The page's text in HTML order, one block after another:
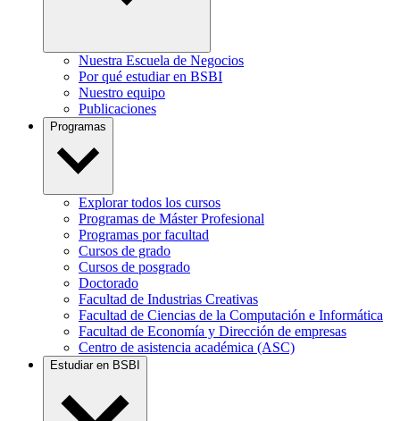
Nuestra Escuela de Negocios
Por qué estudiar en BSBI
Nuestro equipo
Publicaciones
Programas
Explorar todos los cursos
Programas de Máster Profesional
Programas por facultad
Cursos de grado
Cursos de posgrado
Doctorado
Facultad de Industrias Creativas
Facultad de Ciencias de la Computación e Informática
Facultad de Economía y Dirección de empresas
Centro de asistencia académica (ASC)
Estudiar en BSBI